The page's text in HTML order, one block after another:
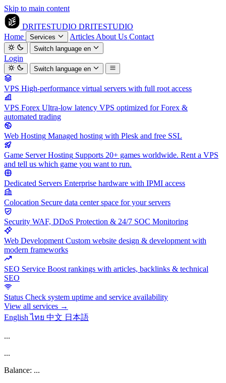
Skip to main content
DRITESTUDIO DRITESTUDIO
Home
Services Articles About Us Contact
Switch languageen
Login
Switch languageen
VPS High-performance virtual servers with full root access
VPS Forex Ultra-low latency VPS optimized for Forex &
automated trading
Web Hosting Managed hosting with Plesk and free SSL
Game Server Hosting Supports 20+ games worldwide. Rent a VPS
and tell us which game you want to run.
Dedicated Servers Enterprise hardware with IPMI access
Colocation Secure data center space for your servers
Security WAF, DDoS Protection & 24/7 SOC Monitoring
Web Development Custom website design & development with
modern frameworks
SEO Service Boost rankings with articles, backlinks & technical
SEO
Status Check system uptime and service availability
View all services →
Englishไทย 中文 日本語
...
...
Balance: ...